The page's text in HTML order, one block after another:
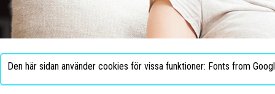
Den här sidan använder cookies för vissa funktioner: Fonts from